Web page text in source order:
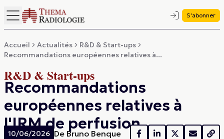
S'abonner
Accueil Actualités
R&D & Start-ups
Recommandations européennes relatives à...
R&D & Start-ups
Recommandations
européennes relatives à
l'IRM de perfusion
10/06/2026 De Bruno Benque